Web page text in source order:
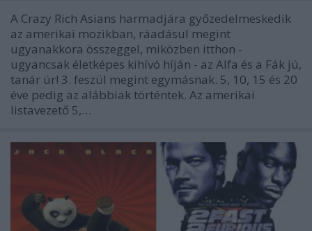
A Crazy Rich Asians harmadjára győzedelmeskedik
az amerikai mozikban, ráadásul megint
ugyanakkora összeggel, miközben itthon -
ugyancsak életképes kihívó híján - az Alfa és a Fák jú,
tanár úr! 3. feszül megint egymásnak. 5, 10, 15 és 20
éve pedig az alábbiak történtek. Az amerikai
listavezető 5,…